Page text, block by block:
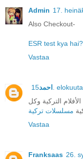
Admin 17.
Also Checkout-
ESR test kya
Vastaa
احمد
15.
التركية وكل
مسلسلات تركية
Vastaa
Franksaas 26.